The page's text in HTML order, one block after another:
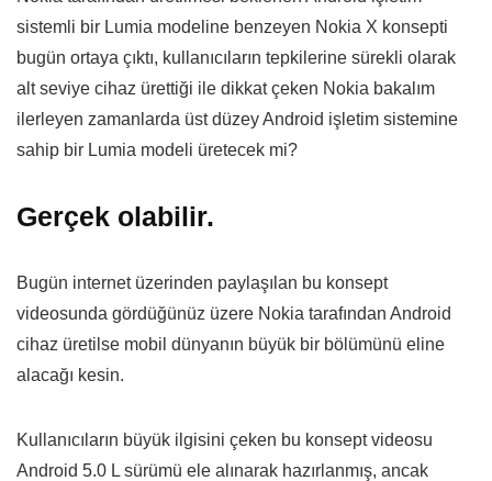
sistemli bir Lumia modeline benzeyen Nokia X konsepti
bugün ortaya çıktı, kullanıcıların tepkilerine sürekli olarak
alt seviye cihaz ürettiği ile dikkat çeken Nokia bakalım
ilerleyen zamanlarda üst düzey Android işletim sistemine
sahip bir Lumia modeli üretecek mi?
Gerçek olabilir.
Bugün internet üzerinden paylaşılan bu konsept
videosunda gördüğünüz üzere Nokia tarafından Android
cihaz üretilse mobil dünyanın büyük bir bölümünü eline
alacağı kesin.
Kullanıcıların büyük ilgisini çeken bu konsept videosu
Android 5.0 L sürümü ele alınarak hazırlanmış, ancak